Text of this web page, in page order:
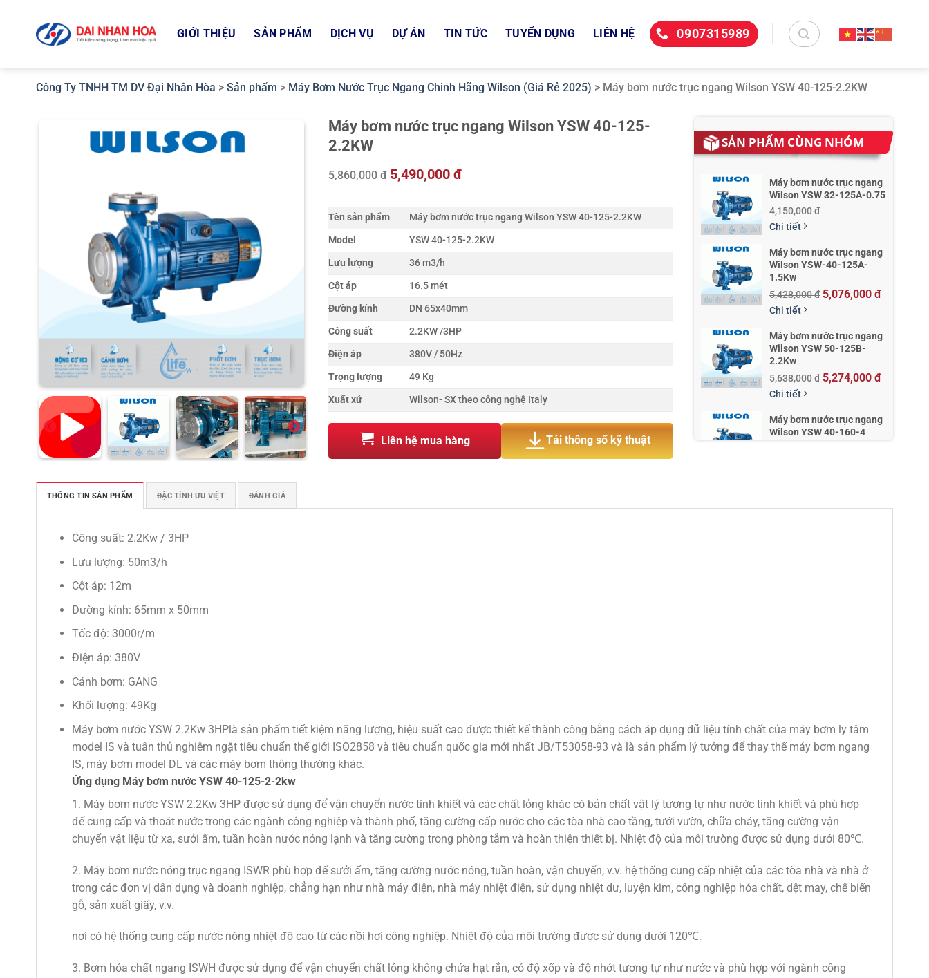
GIỚI THIỆU SẢN PHẨM DỊCH VỤ DỰ ÁN TIN TỨC TUYỂN DỤNG LIÊN HỆ 0907315989
Công Ty TNHH TM DV Đại Nhân Hòa > Sản phẩm > Máy Bơm Nước Trục Ngang Chinh Hãng Wilson (Giá Rẻ 2025) > Máy bơm nước trục ngang Wilson YSW 40-125-2.2KW
Máy bơm nước trục ngang Wilson YSW 40-125-
2.2KW
5,860,000 đ 5,490,000 đ
Tên sản phẩm
Máy bơm nước trục ngang Wilson YSW 40-125-2.2KW
Model
YSW 40-125-2.2KW
Lưu lượng
36 m3/h
Cột áp
16.5 mét
Đường kính
DN 65x40mm
Công suất
2.2KW /3HP
Điện áp
380V / 50Hz
Trọng lượng
49 Kg
Xuất xứ
Wilson- SX theo công nghệ Italy
Liên hệ mua hàng Tải thông số kỹ thuật
SẢN PHẨM CÙNG NHÓM
Máy bơm nước trục ngang
Wilson YSW 32-125A-0.75
4,150,000 đ
Chi tiết
Máy bơm nước trục ngang
Wilson YSW-40-125A-
1.5Kw
5,428,000 đ 5,076,000 đ
Chi tiết
Máy bơm nước trục ngang
Wilson YSW 50-125B-
2.2Kw
5,638,000 đ 5,274,000 đ
Chi tiết
Máy bơm nước trục ngang
Wilson YSW 40-160-4
THÔNG TIN SẢN PHẨM ĐẶC TÍNH ƯU VIỆT ĐÁNH GIÁ
Công suất: 2.2Kw / 3HP
Lưu lượng: 50m3/h
Cột áp: 12m
Đường kính: 65mm x 50mm
Tốc độ: 3000r/m
Điện áp: 380V
Cánh bơm: GANG
Khối lượng: 49Kg
Máy bơm nước YSW 2.2Kw 3HPlà sản phẩm tiết kiệm năng lượng, hiệu suất cao được thiết kế thành công bằng cách áp dụng dữ liệu tính chất của máy bơm ly tâm
model IS và tuân thủ nghiêm ngặt tiêu chuẩn thế giới ISO2858 và tiêu chuẩn quốc gia mới nhất JB/T53058-93 và là sản phẩm lý tưởng để thay thế máy bơm ngang
IS, máy bơm model DL và các máy bơm thông thường khác.
Ứng dụng Máy bơm nước YSW 40-125-2-2kw
1. Máy bơm nước YSW 2.2Kw 3HP được sử dụng để vận chuyển nước tinh khiết và các chất lỏng khác có bản chất vật lý tương tự như nước tinh khiết và phù hợp
để cung cấp và thoát nước trong các ngành công nghiệp và thành phố, tăng cường cấp nước cho các tòa nhà cao tầng, tưới vườn, chữa cháy, tăng cường vận
chuyển vật liệu từ xa, sưởi ấm, tuần hoàn nước nóng lạnh và tăng cường trong phòng tắm và hoàn thiện thiết bị. Nhiệt độ của môi trường được sử dụng dưới 80℃.
2. Máy bơm nước nóng trục ngang ISWR phù hợp để sưởi ấm, tăng cường nước nóng, tuần hoàn, vận chuyển, v.v. hệ thống cung cấp nhiệt của các tòa nhà và nhà ở
trong các đơn vị dân dụng và doanh nghiệp, chẳng hạn như nhà máy điện, nhà máy nhiệt điện, sử dụng nhiệt dư, luyện kim, công nghiệp hóa chất, dệt may, chế biến
gỗ, sản xuất giấy, v.v.
nơi có hệ thống cung cấp nước nóng nhiệt độ cao từ các nồi hơi công nghiệp. Nhiệt độ của môi trường được sử dụng dưới 120℃.
3. Bơm hóa chất ngang ISWH được sử dụng để vận chuyển chất lỏng không chứa hạt rắn, có độ xốp và độ nhớt tương tự như nước và phù hợp với ngành công